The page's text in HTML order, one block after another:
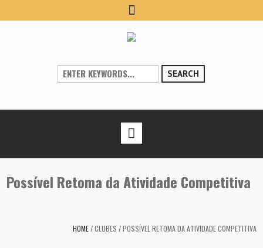
SEARCH
Possível Retoma da Atividade Competitiva
HOME/CLUBES /POSSÍVEL RETOMA DA ATIVIDADE COMPETITIVA